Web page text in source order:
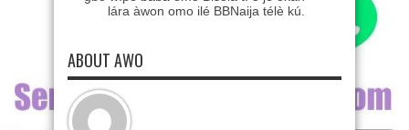
lára àwon omo ilé BBNaija télè kú.
ABOUT AWO